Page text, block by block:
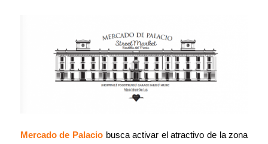
Mercado de Palaciobusca activar el atractivo de la zona